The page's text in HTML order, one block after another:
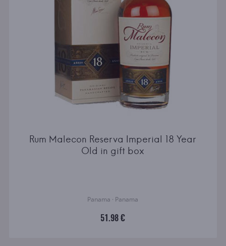
Rum Malecon Reserva Imperial 18 Year
Old in gift box
Panama · Panama
51.98 €